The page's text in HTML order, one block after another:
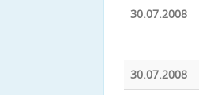
30.07.2008
30.07.2008